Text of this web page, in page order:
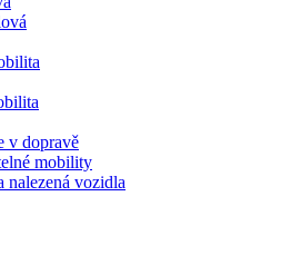
v dopravě
mobility
nalezená vozidla